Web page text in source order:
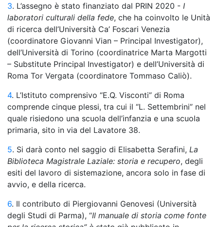
3. L’assegno è stato finanziato dal PRIN 2020 - I
laboratori culturali della fede, che ha coinvolto le Unità
di ricerca dell’Università Ca’ Foscari Venezia
(coordinatore Giovanni Vian – Principal Investigator),
dell’Università di Torino (coordinatrice Marta Margotti
– Substitute Principal Investigator) e dell’Università di
Roma Tor Vergata (coordinatore Tommaso Caliò).
4. L’Istituto comprensivo “E.Q. Visconti” di Roma
comprende cinque plessi, tra cui il “L. Settembrini” nel
quale risiedono una scuola dell’infanzia e una scuola
primaria, sito in via del Lavatore 38.
5. Si darà conto nel saggio di Elisabetta Serafini, La
Biblioteca Magistrale Laziale: storia e recupero, degli
esiti del lavoro di sistemazione, ancora solo in fase di
avvio, e della ricerca.
6. Il contributo di Piergiovanni Genovesi (Università
degli Studi di Parma), “Il manuale di storia come fonte